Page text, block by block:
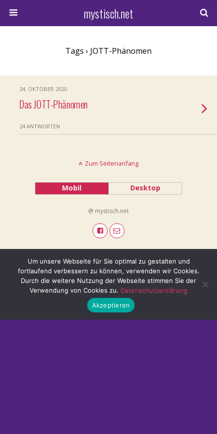
mystisch.net
Tags › JOTT-Phänomen
24. OKTOBER 2020
Das JOTT-Phänomen
24 ANTWORTEN
Zum Seitenanfang
Mobil Desktop
@ mystisch.net
Um unsere Webseite für Sie optimal zu gestalten und
fortlaufend verbessern zu können, verwenden wir Cookies.
Durch die weitere Nutzung der Webseite stimmen Sie der
Verwendung von Cookies zu. Datenschutzerklärung
Akzeptieren